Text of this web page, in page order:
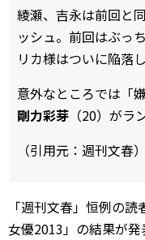
綾瀬、吉永は前回と
ッシュ。前回はぶっ
リカ様はついに陥落し
意外なところでは「
剛力彩芽 （20）がラ
（引用元：週刊文春）
「週刊文春」恒例の
女優2013」の結果が